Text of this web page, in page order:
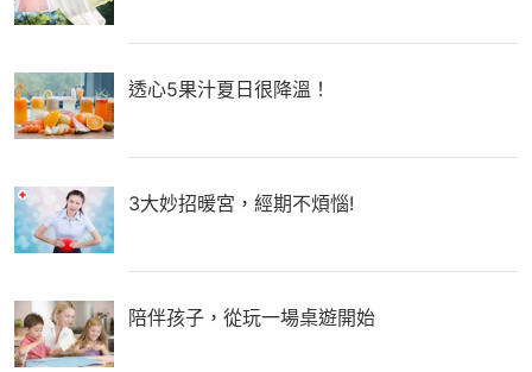
透心5果汁夏日很降溫！
3大妙招暖宮，經期不煩惱!
陪伴孩子，從玩一場桌遊開始